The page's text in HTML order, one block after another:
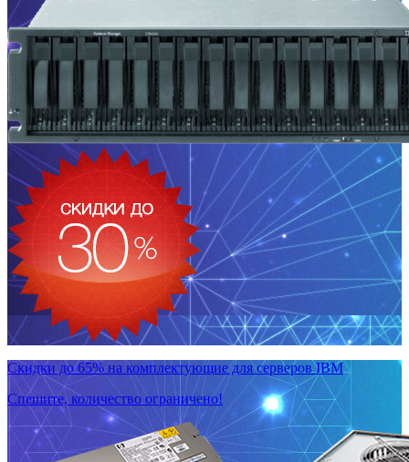
Скидки до 65% на комплектующие для серверов IBM
Спешите, количество ограничено!